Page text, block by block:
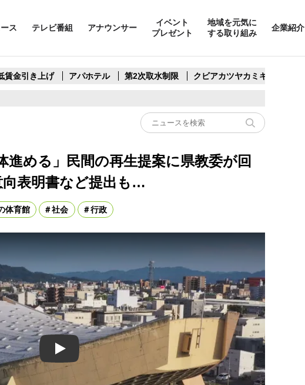
ス テレビ番組 アナウンサー
イベント
プレゼント
地域を元気に
する取り組み
企業紹介
賃金引き上げ アパホテル 第2次取水制限 クビアカツヤカミキリ
進める」民間の再生提案に県教委が回
表明書など提出も…
体育館 社会 行政
Play